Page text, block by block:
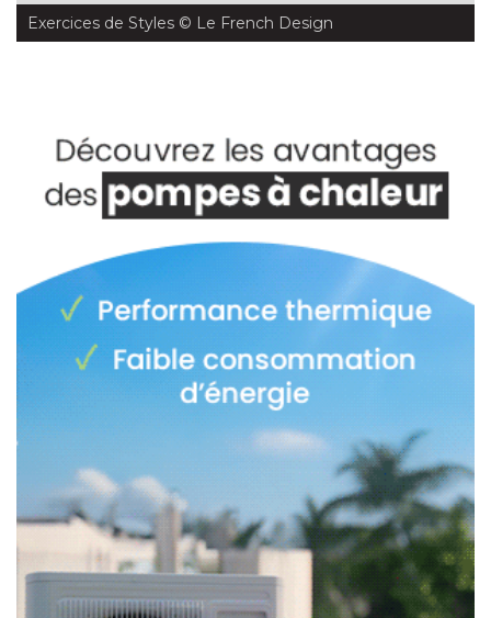
Exercices de Styles © Le French Design